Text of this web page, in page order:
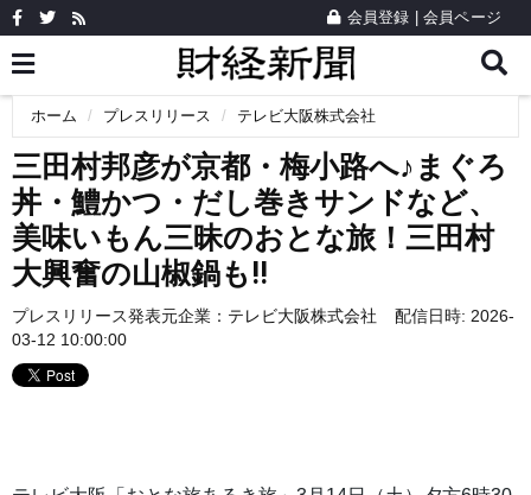
会員登録 会員ページ
ホーム プレスリリース テレビ大阪株式会社
三田村邦彦が京都・梅小路へ♪まぐろ
丼・鱧かつ・だし巻きサンドなど、
美味いもん三昧のおとな旅！三田村
大興奮の山椒鍋も!!
プレスリリース発表元企業： テレビ大阪株式会社
配信日時: 2026-
03-12 10:00:00